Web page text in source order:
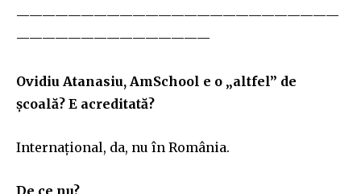
—————————————————————————
———————————————
Ovidiu Atanasiu, AmSchool e o „altfel” de
școală? E acreditată?
Internațional, da, nu în România.